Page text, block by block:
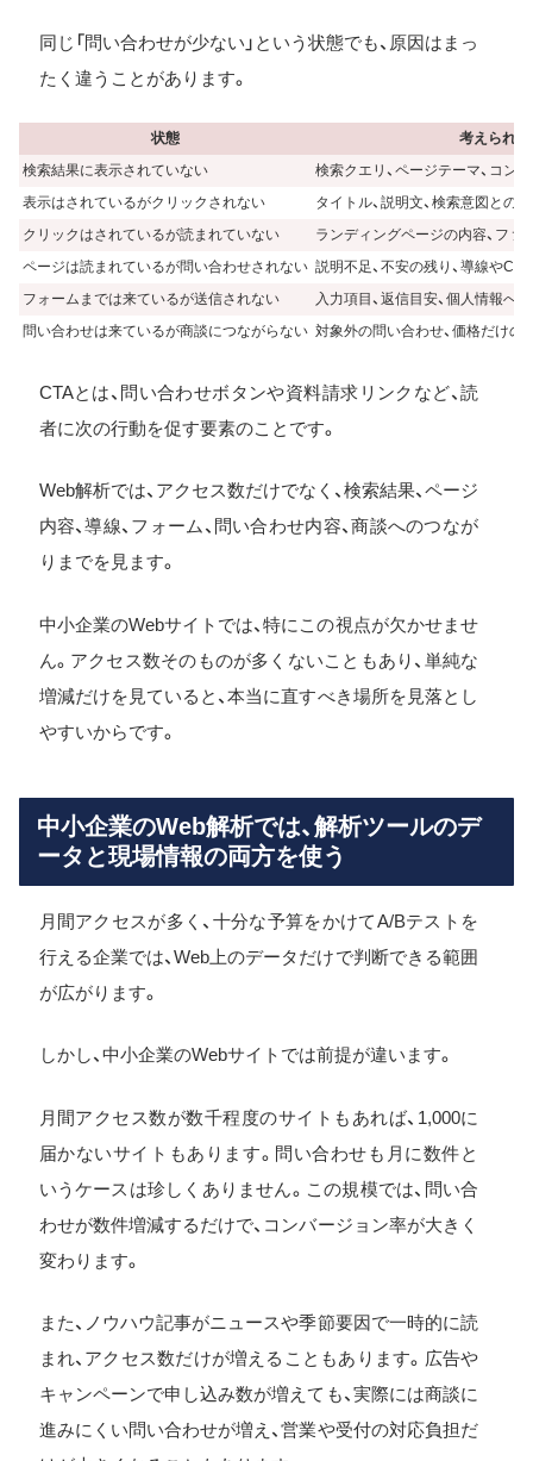
同じ「問い合わせが少ない」という状態でも、原因はまっ
たく違うことがあります。
状態
考えられ
検索結果に表示されていない
検索クエリ、ページテーマ、コン
表示はされているがクリックされない
タイトル、説明文、検索意図との
クリックはされているが読まれていない
ランディングページの内容、ファ
ページは読まれているが問い合わせされない 説明不足、不安の残り、導線や
フォームまでは来ているが送信されない
入力項目、返信目安、個人情報へ
問い合わせは来ているが商談につながらない 対象外の問い合わせ、価格だけの
CTAとは、問い合わせボタンや資料請求リンクなど、読
者に次の行動を促す要素のことです。
Web解析では、アクセス数だけでなく、検索結果、ページ
内容、導線、フォーム、問い合わせ内容、商談へのつなが
りまでを見ます。
中小企業のWebサイトでは、特にこの視点が欠かせませ
ん。アクセス数そのものが多くないこともあり、単純な
増減だけを見ていると、本当に直すべき場所を見落とし
やすいからです。
中小企業のWeb解析では、解析ツールのデ
ータと現場情報の両方を使う
月間アクセスが多く、十分な予算をかけてA/Bテストを
行える企業では、Web上のデータだけで判断できる範囲
が広がります。
しかし、中小企業のWebサイトでは前提が違います。
月間アクセス数が数千程度のサイトもあれば、1,000に
届かないサイトもあります。問い合わせも月に数件と
いうケースは珍しくありません。この規模では、問い合
わせが数件増減するだけで、コンバージョン率が大きく
変わります。
また、ノウハウ記事がニュースや季節要因で一時的に読
まれ、アクセス数だけが増えることもあります。広告や
キャンペーンで申し込み数が増えても、実際には商談に
進みにくい問い合わせが増え、営業や受付の対応負担だ